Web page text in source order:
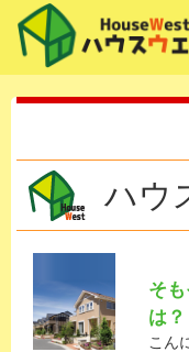
ハウ
そ
は？
こん